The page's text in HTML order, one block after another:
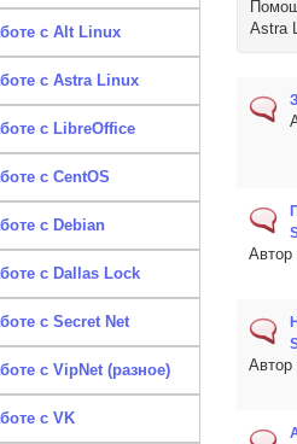
с Alt Linux
с Astra Linux
с LibreOffice
с CentOS
с Debian
с Dallas Lock
с Secret Net
с VipNet (разное)
с VK
Astra
Автор
Автор